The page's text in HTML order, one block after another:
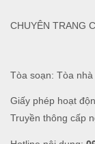
Tòa soạn: Tòa
Giấy phép hoạt
Truyền thông cấp
CHUYÊN TRANG